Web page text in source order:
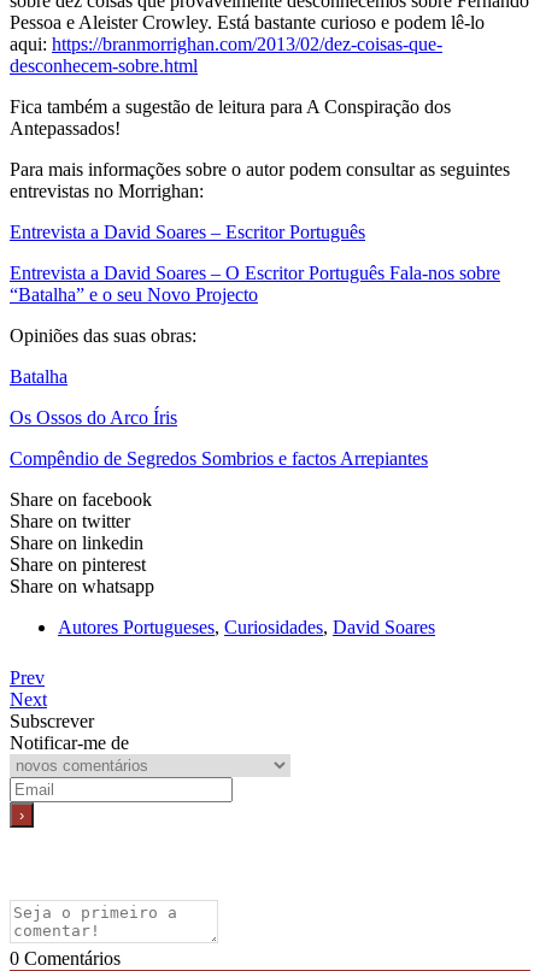
Pessoa e Aleister Crowley. Está bastante curioso e podem lê-lo
aqui: https://branmorrighan.com/2013/02/dez-coisas-que-
desconhecem-sobre.html
Fica também a sugestão de leitura para A Conspiração dos
Antepassados!
Para mais informações sobre o autor podem consultar as seguintes
entrevistas no Morrighan:
Entrevista a David Soares – Escritor Português
Entrevista a David Soares – O Escritor Português Fala-nos sobre
“Batalha” e o seu Novo Projecto
Opiniões das suas obras:
Batalha
Os Ossos do Arco Íris
Compêndio de Segredos Sombrios e factos Arrepiantes
Share on facebook
Share on twitter
Share on linkedin
Share on pinterest
Share on whatsapp
Autores Portugueses, Curiosidades, David Soares
Prev
Next
Subscrever
Notificar-me de
0 Comentários